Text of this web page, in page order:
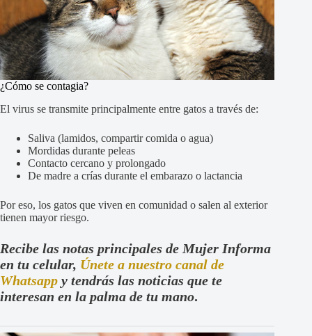
¿Cómo se contagia?
El virus se transmite principalmente entre gatos a través de:
Saliva (lamidos, compartir comida o agua)
Mordidas durante peleas
Contacto cercano y prolongado
De madre a crías durante el embarazo o lactancia
Por eso, los gatos que viven en comunidad o salen al exterior
tienen mayor riesgo.
Recibe las notas principales de Mujer Informa
en tu celular, Únete a nuestro canal de
Whatsapp y tendrás las noticias que te
interesan en la palma de tu mano.